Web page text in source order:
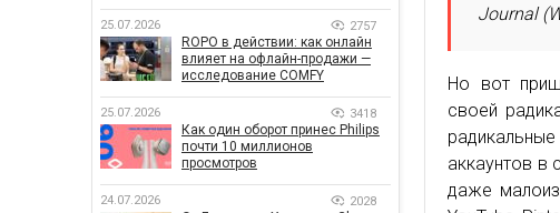
Journal
Но вот
своей
аккаунтов в
даже
25.07.2026 2757
ROPO в действии: как онлайн
влияет на офлайн-продажи —
исследование COMFY
25.07.2026 3418
Как один оборот принес Philips
почти 10 миллионов
просмотров
24.07.2026 2028